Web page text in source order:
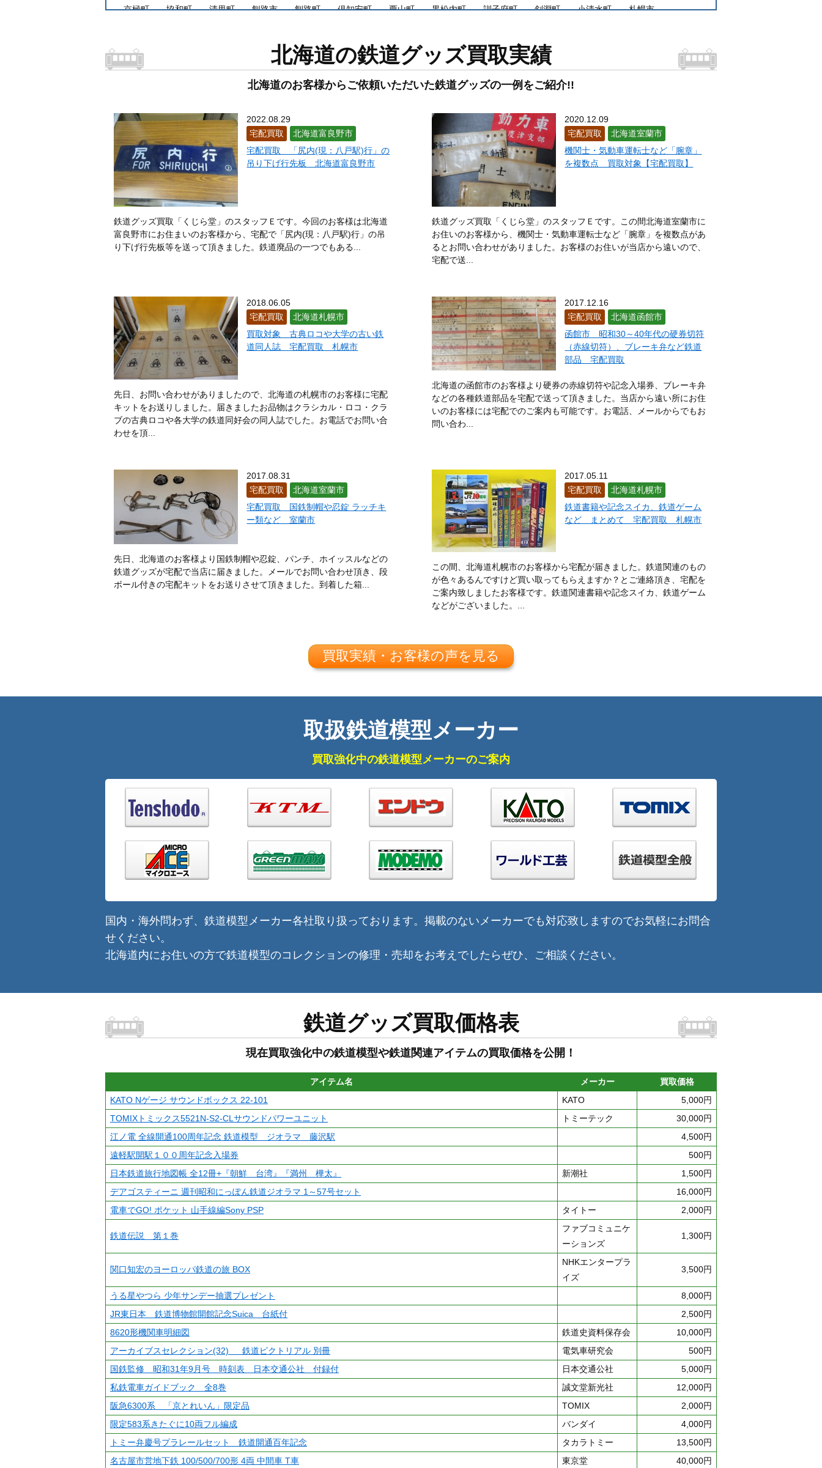
京極町
協和町 清里町 釧路市 釧路町 倶知安町 栗山町 黒松内町 訓子府町 剣淵町 小清水町
札幌市
島牧村
下川町 積丹町 斜里町 初山別村 白老町 白糠町 知内町
新十津川町
新ヒダカ町 寿都町 砂川市 せたな町 壮瞥町 大樹町 鷹栖町 滝川市 滝上町 伊達市
秩父別町
鶴居村 天塩町 弟子屈町 当別町 当麻町 洞爺湖町 苫小牧市
新冠町
仁木町 西興部町 ニセコ町 函館市 羽幌町 浜頓別町 浜中町
東神楽町
東川町 日高町 比布町 美唄市 美深町 平取町 広尾町 深川市 福島町 富良野市
古平町
別海町
北杜市 北龍町 幌加内町 幌延市 本別町 松前町 増毛町 真狩村 三笠市
南富良野町
むかわ町
室蘭市 芽室町 妹背牛町 森町 紋別市 夕張市 湧別町 由仁町 余市町 羅臼町
蘭越町
陸別町
利尻町 利尻富士町 和寒町
北海道の鉄道グッズ買取実績
北海道のお客様からご依頼いただいた鉄道グッズの一例をご紹介!!
2022.08.29
宅配買取
北海道富良野市
宅配買取 「尻内(現：八戸駅)行」の
吊り下げ行先板 北海道富良野市
鉄道グッズ買取「くじら堂」のスタッフＥです。今回のお客様は北海道
富良野市にお住まいのお客様から、宅配で「尻内(現：八戸駅)行」の吊
り下げ行先板等を送って頂きました。鉄道廃品の一つでもある...
2020.12.09
宅配買取
北海道室蘭市
機関士・気動車運転士など「腕章」
を複数点 買取対象【宅配買取】
鉄道グッズ買取「くじら堂」のスタッフＥです。この間北海道室蘭市に
お住いのお客様から、機関士・気動車運転士など「腕章」を複数点があ
るとお問い合わせがありました。お客様のお住いが当店から遠いので、
宅配で送...
2018.06.05
宅配買取
北海道札幌市
買取対象 古典ロコや大学の古い鉄
道同人誌 宅配買取 札幌市
先日、お問い合わせがありましたので、北海道の札幌市のお客様に宅配
キットをお送りしました。届きましたお品物はクラシカル・ロコ・クラ
ブの古典ロコや各大学の鉄道同好会の同人誌でした。お電話でお問い合
わせを頂...
2017.12.16
宅配買取
北海道函館市
函館市 昭和30～40年代の硬券切符
（赤線切符）、ブレーキ弁など鉄道
部品 宅配買取
北海道の函館市のお客様より硬券の赤線切符や記念入場券、ブレーキ弁
などの各種鉄道部品を宅配で送って頂きました。当店から遠い所にお住
いのお客様には宅配でのご案内も可能です。お電話、メールからでもお
問い合わ...
2017.08.31
宅配買取
北海道室蘭市
宅配買取 国鉄制帽や忍錠 ラッチキ
ー類など 室蘭市
先日、北海道のお客様より国鉄制帽や忍錠、パンチ、ホイッスルなどの
鉄道グッズが宅配で当店に届きました。メールでお問い合わせ頂き、段
ボール付きの宅配キットをお送りさせて頂きました。到着した箱...
2017.05.11
宅配買取
北海道札幌市
鉄道書籍や記念スイカ、鉄道ゲーム
など まとめて 宅配買取 札幌市
この間、北海道札幌市のお客様から宅配が届きました。鉄道関連のもの
が色々あるんですけど買い取ってもらえますか？とご連絡頂き、宅配を
ご案内致しましたお客様です。鉄道関連書籍や記念スイカ、鉄道ゲーム
などがございました。...
買取実績・お客様の声を見る
取扱鉄道模型メーカー
買取強化中の鉄道模型メーカーのご案内
国内・海外問わず、鉄道模型メーカー各社取り扱っております。掲載のないメーカーでも対応致しますのでお気軽にお問合
せください。
北海道内にお住いの方で鉄道模型のコレクションの修理・売却をお考えでしたらぜひ、ご相談ください。
鉄道グッズ買取価格表
現在買取強化中の鉄道模型や鉄道関連アイテムの買取価格を公開！
アイテム名 メーカー
買取価格
KATO Nゲージ サウンドボックス 22-101
KATO
5,000円
TOMIXトミックス5521N-S2-CLサウンドパワーユニット
トミーテック
30,000円
江ノ電 全線開通100周年記念 鉄道模型 ジオラマ 藤沢駅
4,500円
遠軽駅開駅１００周年記念入場券
500円
日本鉄道旅行地図帳 全12冊+『朝鮮 台湾』『満州 樺太』
新潮社
1,500円
デアゴスティーニ 週刊昭和にっぽん鉄道ジオラマ 1～57号セット
16,000円
電車でGO! ポケット 山手線編Sony PSP
タイトー 2,000円
鉄道伝説 第１巻
ファブコミュニケ
ーションズ
1,300円
関口知宏のヨーロッパ鉄道の旅 BOX
NHKエンタープラ
イズ
3,500円
うる星やつら 少年サンデー抽選プレゼント
8,000円
JR東日本 鉄道博物館開館記念Suica 台紙付
2,500円
8620形機関車明細図
鉄道史資料保存会
10,000円
アーカイブスセレクション(32) 鉄道ピクトリアル 別冊
電気車研究会
500円
国鉄監修 昭和31年9月号 時刻表 日本交通公社 付録付
日本交通公社
5,000円
私鉄電車ガイドブック 全8巻
誠文堂新光社
12,000円
阪急6300系 「京とれいん」限定品
TOMIX
2,000円
限定583系きたぐに10両フル編成
バンダイ
4,000円
トミー弁慶号プラレールセット 鉄道開通百年記念
タカラトミー
13,500円
名古屋市営地下鉄 100/500/700形 4両 中間車 T車
東京堂 40,000円